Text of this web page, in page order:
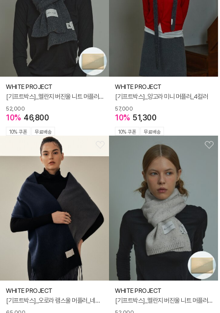
WHITE PROJECT
[기프트박스]_멜란지 버진울 니트 머플러_차콜_남녀공용
52,000
10% 46,800
10% 쿠폰 무료배송
WHITE PROJECT
[기프트박스]_앙고라 미니 머플러_4컬러
57,000
10% 51,300
10% 쿠폰 무료배송
WHITE PROJECT
[기프트박스]_오로라 램스울 머플러_네이비_남녀공용
WHITE PROJECT
[기프트박스]_멜란지 버진울 니트 머플러_그레이_남녀공용